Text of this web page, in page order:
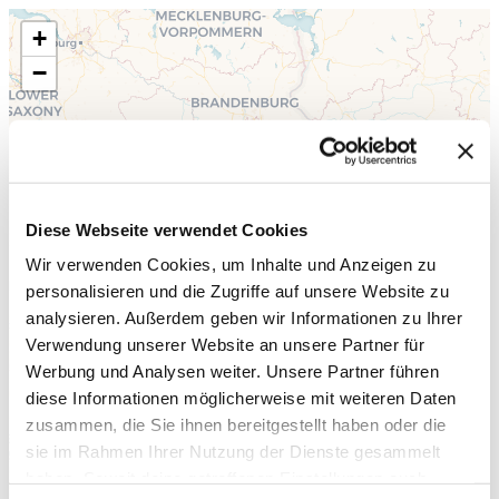
Diese Webseite verwendet Cookies
Wir verwenden Cookies, um Inhalte und Anzeigen zu
personalisieren und die Zugriffe auf unsere Website zu
analysieren. Außerdem geben wir Informationen zu Ihrer
Verwendung unserer Website an unsere Partner für
Werbung und Analysen weiter. Unsere Partner führen
diese Informationen möglicherweise mit weiteren Daten
zusammen, die Sie ihnen bereitgestellt haben oder die
sie im Rahmen Ihrer Nutzung der Dienste gesammelt
+
−